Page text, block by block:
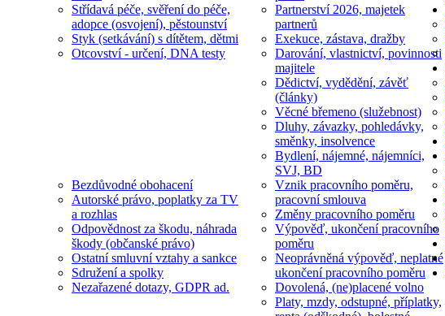
Střídavá péče, svěření do péče,
adopce (osvojení), pěstounství
Styk (setkávání) s dítětem, dětmi
Otcovství - určení, DNA testy
Partnerství 2026, majetek
partnerů
Exekuce, zástava, dražby
Darování, vlastnictví, povinnosti
majitele
Dědictví, vydědění, závěť
(články)
Věcné břemeno (služebnost)
Dluhy, závazky, pohledávky,
směnky, insolvence
Bydlení, nájemné, nájemníci,
SVJ, BD
Bezdůvodné obohacení
Autorské právo, poplatky za TV
a rozhlas
Odpovědnost za škodu, náhrada
škody (občanské právo)
Ostatní smluvní vztahy a sankce
Sdružení a spolky
Nezařazené dotazy, GDPR ad.
Vznik pracovního poměru,
pracovní smlouva
Změny pracovního poměru
Výpověď, ukončení pracovního
poměru
Neoprávněná výpověď, neplatné
ukončení pracovního poměru
Dovolená, (ne)placené volno
Platy, mzdy, odstupné, příplatky,